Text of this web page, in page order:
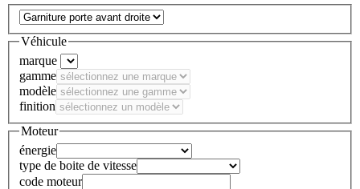
Véhicule
marque
gamme
modèle
finition
Moteur
énergie
type de boite de vitesse
code moteur